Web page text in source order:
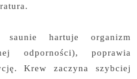
saunie hartuje organizm
odporności), poprawia
Krew zaczyna szybciej